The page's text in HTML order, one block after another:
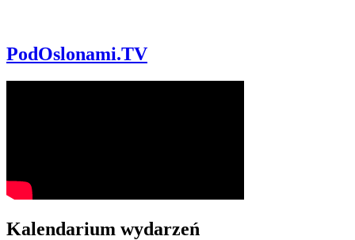
PodOslonami.TV
Kalendarium wydarzeń